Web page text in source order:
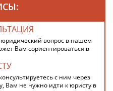
вопрос в нашем
Вам сориентироваться в
с ним через
Вам не нужно идти к юристу в